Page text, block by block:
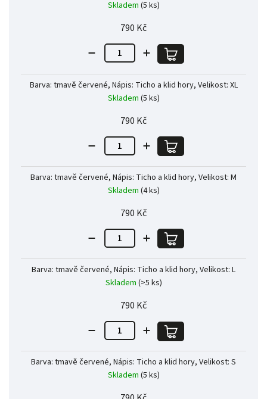
Skladem (5 ks)
790 Kč
Barva: tmavě červené, Nápis: Ticho a klid hory, Velikost: XL
Skladem (5 ks)
790 Kč
Barva: tmavě červené, Nápis: Ticho a klid hory, Velikost: M
Skladem (4 ks)
790 Kč
Barva: tmavě červené, Nápis: Ticho a klid hory, Velikost: L
Skladem (>5 ks)
790 Kč
Barva: tmavě červené, Nápis: Ticho a klid hory, Velikost: S
Skladem (5 ks)